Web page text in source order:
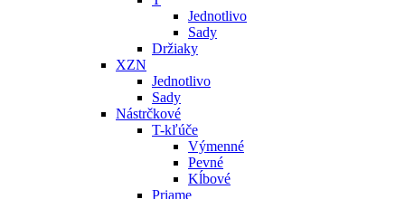
Jednotlivo
Sady
Držiaky
XZN
Jednotlivo
Sady
Nástrčkové
T-kľúče
Výmenné
Pevné
Kĺbové
Priame